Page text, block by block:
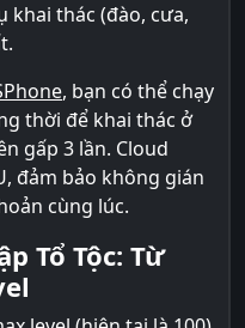
khai thác (đào, cưa,
, bạn có thể chạy
thời để khai thác ở
gấp 3 lần. Cloud
đảm bảo không gián
cùng lúc.
Tổ Tộc: Từ